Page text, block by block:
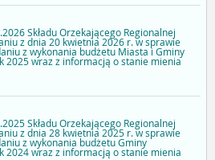
Składu Orzekającego Regionalnej
z dnia 20 kwietnia 2026 r. w sprawie
z wykonania budżetu Miasta i Gminy
2025 wraz z informacją o stanie mienia
Składu Orzekającego Regionalnej
z dnia 28 kwietnia 2025 r. w sprawie
z wykonania budżetu Gminy
2024 wraz z informacją o stanie mienia